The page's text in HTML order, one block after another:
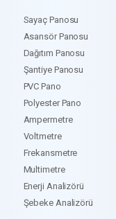
Sayaç Panosu
Asansör Panosu
Dağıtım Panosu
Şantiye Panosu
PVC Pano
Polyester Pano
Ampermetre
Voltmetre
Frekansmetre
Multimetre
Enerji Analizörü
Şebeke Analizörü